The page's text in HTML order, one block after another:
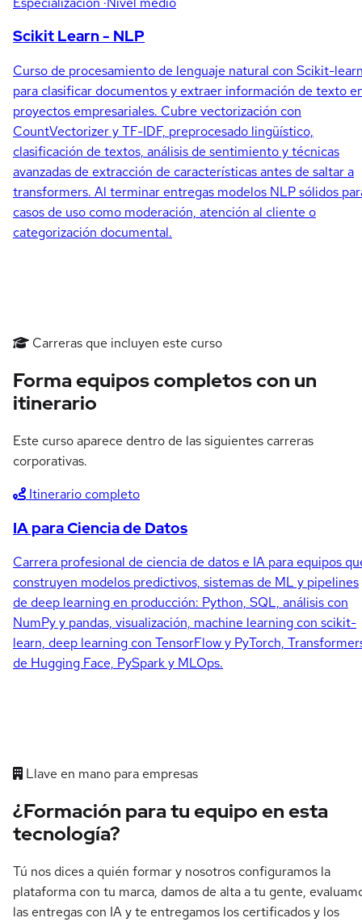
Scikit Learn - NLP
Curso de procesamiento de lenguaje natural con Scikit-
para clasificar documentos y extraer información de texto
proyectos empresariales. Cubre vectorización con
CountVectorizer y TF-IDF, preprocesado lingüístico,
clasificación de textos, análisis de sentimiento y técnicas
avanzadas de extracción de características antes de saltar a
transformers. Al terminar entregas modelos NLP sólidos
casos de uso como moderación, atención al cliente o
categorización documental.
Carreras que incluyen este curso
Forma equipos completos con un
itinerario
Este curso aparece dentro de las siguientes carreras
corporativas.
Itinerario completo
IA para Ciencia de Datos
Carrera profesional de ciencia de datos e IA para equipos
construyen modelos predictivos, sistemas de ML y pipelines
de deep learning en producción: Python, SQL, análisis con
NumPy y pandas, visualización, machine learning con scikit-
learn, deep learning con TensorFlow y PyTorch,
de Hugging Face, PySpark y MLOps.
Llave en mano para empresas
¿Formación para tu equipo en esta
tecnología?
Tú nos dices a quién formar y nosotros configuramos la
plataforma con tu marca, damos de alta a tu gente,
las entregas con IA y te entregamos los certificados y los